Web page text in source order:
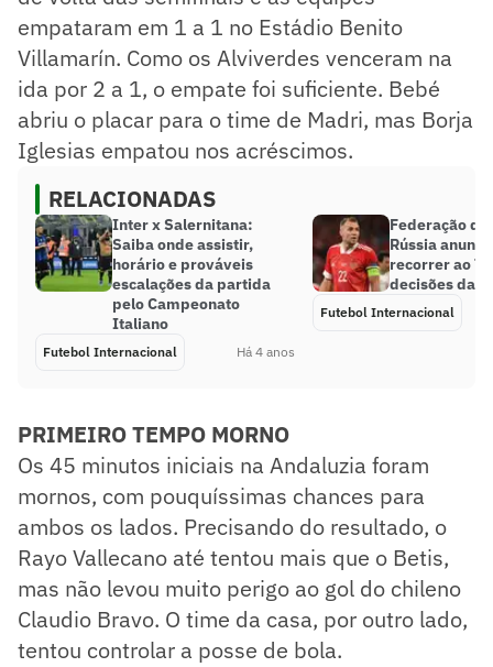
empataram em 1 a 1 no Estádio Benito
Villamarín. Como os Alviverdes venceram na
ida por 2 a 1, o empate foi suficiente. Bebé
abriu o placar para o time de Madri, mas Borja
Iglesias empatou nos acréscimos.
RELACIONADAS
Inter x Salernitana:
Saiba onde assistir,
horário e prováveis
escalações da partida
pelo Campeonato
Italiano
Futebol Internacional Há 4 anos
Federação
Rússia
recorrer ao
decisões da
Futebol Internacional
PRIMEIRO TEMPO MORNO
Os 45 minutos iniciais na Andaluzia foram
mornos, com pouquíssimas chances para
ambos os lados. Precisando do resultado, o
Rayo Vallecano até tentou mais que o Betis,
mas não levou muito perigo ao gol do chileno
Claudio Bravo. O time da casa, por outro lado,
tentou controlar a posse de bola.